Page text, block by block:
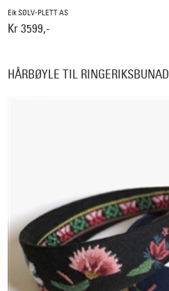
Eik SØLV-PLETT AS
Kr 3599,-
HÅRBØYLE TIL RINGERIKSBUNAD